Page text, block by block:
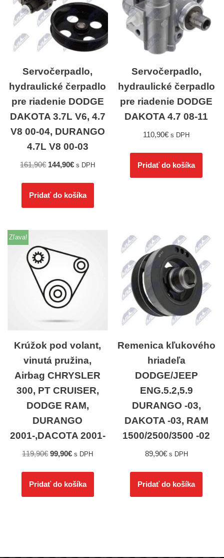
Servočerpadlo,
hydraulické čerpadlo
pre riadenie DODGE
DAKOTA 3.7L V6, 4.7
V8 00-04, DURANGO
4.7L V8 00-03
161,90€ 144,90€ s DPH
Pridať do košíka
Servočerpadlo,
hydraulické čerpadlo
pre riadenie DODGE
DAKOTA 4.7 08-11
110,90€ s DPH
Pridať do košíka
Zľava!
Krúžok pod volant,
vinutá pružina,
Airbag CHRYSLER
300, PT CRUISER,
DODGE RAM,
DURANGO
2001-,DACOTA 2001-
119,90€ 99,90€ s DPH
Pridať do košíka
Remenica kľukového
hriadeľa
DODGE/JEEP
ENG.5.2,5.9
DURANGO -03,
DAKOTA -03, RAM
1500/2500/3500 -02
89,90€ s DPH
Pridať do košíka